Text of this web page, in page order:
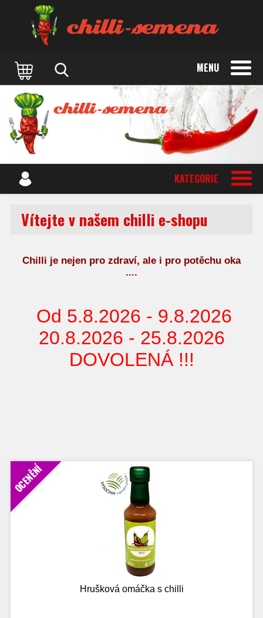
MENU
KATEGORIE
Vítejte v našem chilli e-shopu
Chilli je nejen pro zdraví, ale i pro potěchu oka
....
Od 5.8.2026 - 9.8.2026
20.8.2026 - 25.8.2026
DOVOLENÁ !!!
OCENĚNÍ
Hrušková omáčka s chilli